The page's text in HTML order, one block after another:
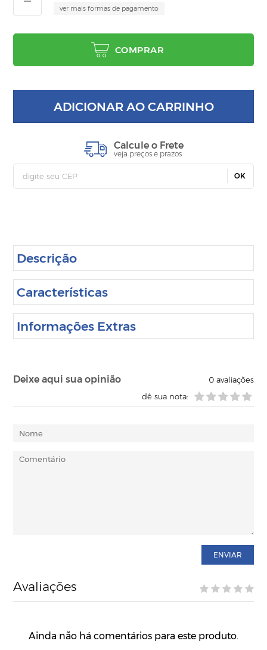
ver mais formas de pagamento
COMPRAR
ADICIONAR AO CARRINHO
Calcule o Frete
veja preços e prazos
OK
Descrição
Características
Informações Extras
Deixe aqui sua opinião 0avaliações
dê sua nota:
ENVIAR
Avaliações
Ainda não há comentários para este produto.